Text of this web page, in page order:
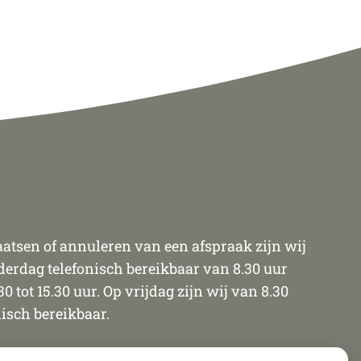
of annuleren van een afspraak zijn wij
telefonisch bereikbaar van 8.30 uur
tot 15.30 uur. Op vrijdag zijn wij van 8.30
bereikbaar.
telefonisch gemaakt, verplaatst of